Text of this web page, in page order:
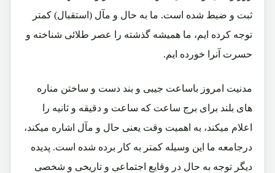
ثبت و ضبط شده است. ما به حال و مآل (استقبال) کمتر
توجه کرده ایم، ما همیشه گذشته را عصر طلائی شناخته و
حسرت آنرا خورده ایم.
مدنیت امروز باساعت جیبی و بند دست و ساختن مناره
های بلند برای برج ساعت که ساعت و دقیقه و ثانیه را
اعلام میکند، به اهمیت وقت یعنی حال و مآل اشاره میکند،
درجامعه ما این وسیله کمتر به کار برده شده است. پدیده
دیگر توجه به حال در وقایع اجتماعی و تاریخی و شخصی